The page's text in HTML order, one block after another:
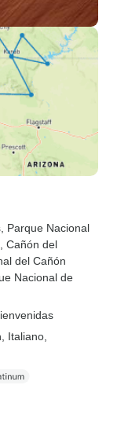
, Parque Nacional
, Cañón del
del Cañón
Nacional de
Italiano,